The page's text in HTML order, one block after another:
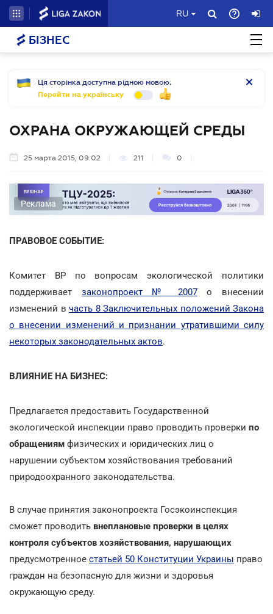
RU
БІЗНЕС
Ця сторінка доступна рідною мовою.
Перейти на українську
ОХРАНА ОКРУЖАЮЩЕЙ СРЕДЫ
25 марта 2015, 09:02 211 0
Реклама
ПРАВОВОЕ СОБЫТИЕ:
Комитет ВР по вопросам экологической политики
поддерживает законопроект № 2007о внесении
изменений в часть 8 Заключительных положений Закона
о внесении изменений и признании утратившими силу
некоторых законодательных актов.
ВЛИЯНИЕ НА БИЗНЕС:
Предлагается предоставить Государственной
экологической инспекции право проводить проверки по
обращениям физических и юридических лиц о
нарушении субъектом хозяйствования требований
природоохранного законодательства.
В случае принятия законопроекта Госэкоинспекция
сможет проводить внеплановые проверки в целях
контроля субъектов хозяйствования, нарушающих
предусмотренное статьей 50 Конституции Украины право
граждан на безопасную для жизни и здоровья
окружающую среду.